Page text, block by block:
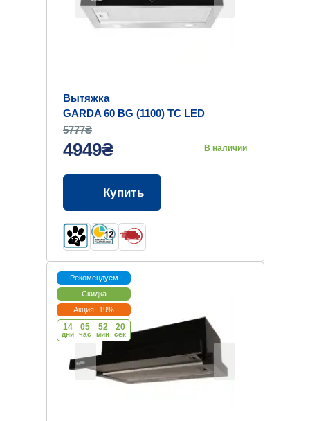
Вытяжка
GARDA 60 BG (1100) TC LED
5777₴
4949₴ В наличии
Купить
Рекомендуем
Скидка
Акция -19%
14
дни
: 05
час
: 52
мин
: 19
cек